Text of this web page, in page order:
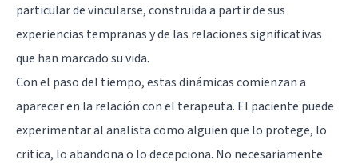
particular de vincularse, construida a partir de sus
experiencias tempranas y de las relaciones significativas
que han marcado su vida.
Con el paso del tiempo, estas dinámicas comienzan a
aparecer en la relación con el terapeuta. El paciente puede
experimentar al analista como alguien que lo protege, lo
critica, lo abandona o lo decepciona. No necesariamente